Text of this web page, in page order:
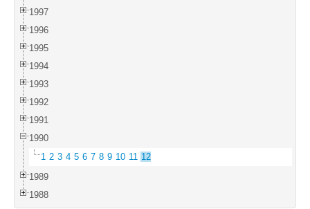
1997
1996
1995
1994
1993
1992
1991
1990
1 2 3 4 5 6 7 8 9 10 11 12
1989
1988